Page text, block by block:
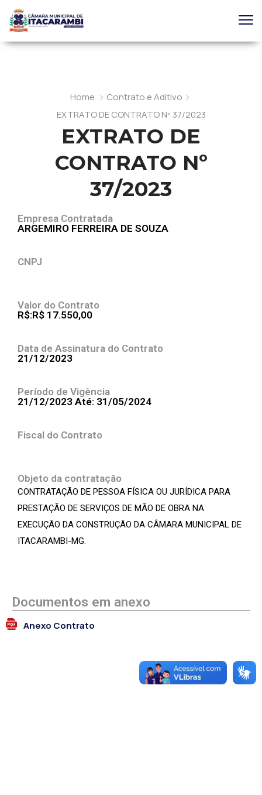
Home
Contrato e Aditivo
EXTRATO DE CONTRATO Nº 37/2023
EXTRATO DE
CONTRATO Nº
37/2023
Empresa Contratada
ARGEMIRO FERREIRA DE SOUZA
CNPJ
Valor do Contrato
R$:R$ 17.550,00
Data de Assinatura do Contrato
21/12/2023
Período de Vigência
21/12/2023 Até: 31/05/2024
Fiscal do Contrato
Objeto da contratação
CONTRATAÇÃO DE PESSOA FÍSICA OU JURÍDICA PARA
PRESTAÇÃO DE SERVIÇOS DE MÃO DE OBRA NA
EXECUÇÃO DA CONSTRUÇÃO DA CÂMARA MUNICIPAL DE
ITACARAMBI-MG.
Documentos em anexo
Anexo Contrato